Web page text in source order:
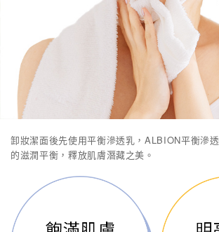
卸妝潔面後先使用平衡滲透乳，ALBION平衡滲
的滋潤平衡，釋放肌膚潛藏之美。